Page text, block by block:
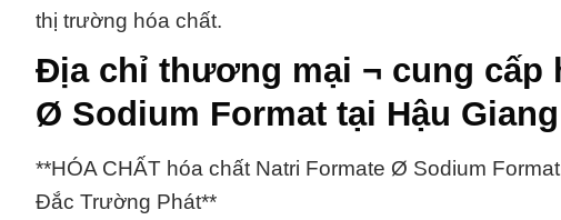
thị trường hóa chất.
Địa chỉ thương mại ¬ cung cấp
Ø Sodium Format tại Hậu Giang
**HÓA CHẤT hóa chất Natri Formate Ø Sodium
Đắc Trường Phát**